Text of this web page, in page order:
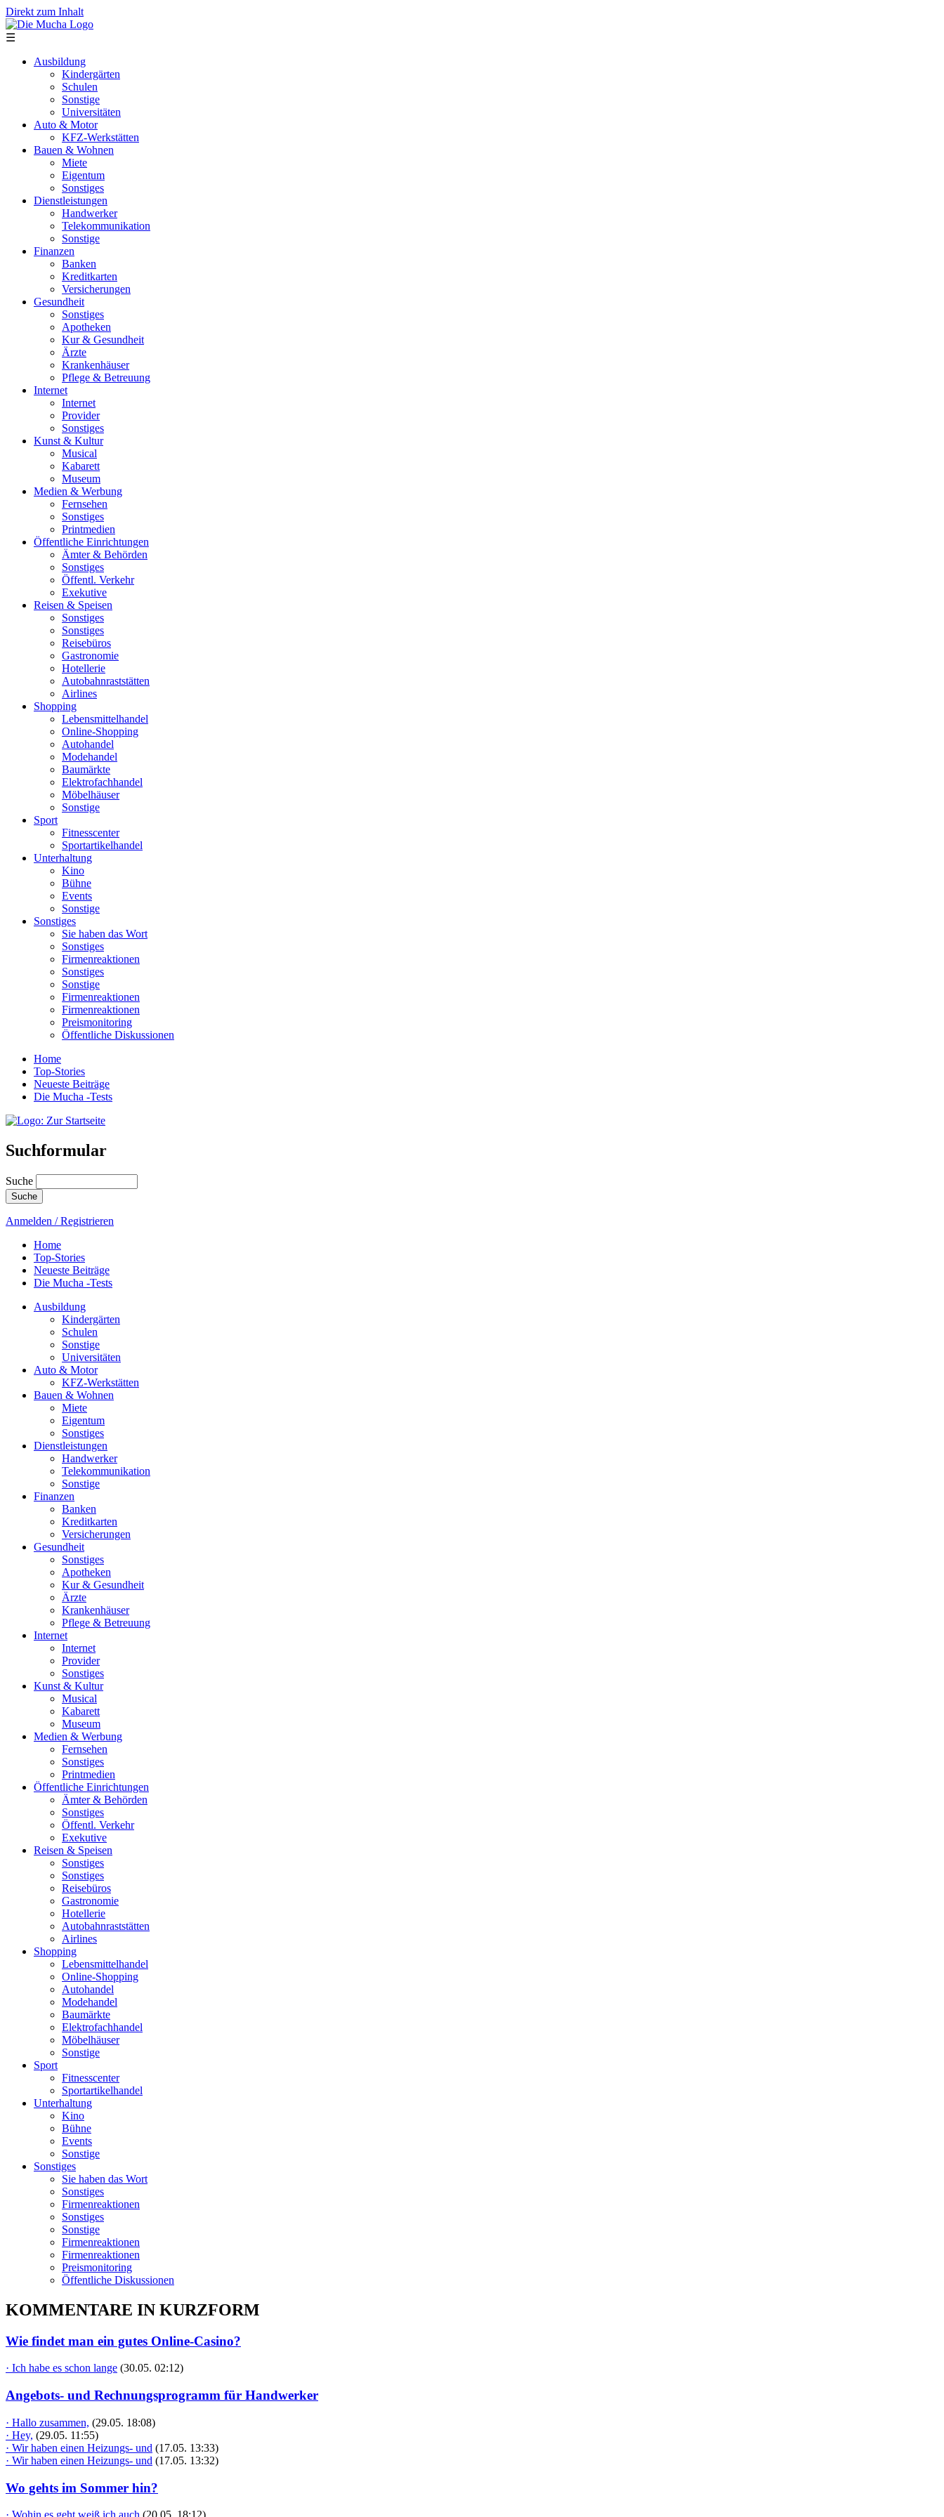
Direkt zum Inhalt
☰
Ausbildung
Kindergärten
Schulen
Sonstige
Universitäten
Auto & Motor
KFZ-Werkstätten
Bauen & Wohnen
Miete
Eigentum
Sonstiges
Dienstleistungen
Handwerker
Telekommunikation
Sonstige
Finanzen
Banken
Kreditkarten
Versicherungen
Gesundheit
Sonstiges
Apotheken
Kur & Gesundheit
Ärzte
Krankenhäuser
Pflege & Betreuung
Internet
Internet
Provider
Sonstiges
Kunst & Kultur
Musical
Kabarett
Museum
Medien & Werbung
Fernsehen
Sonstiges
Printmedien
Öffentliche Einrichtungen
Ämter & Behörden
Sonstiges
Öffentl. Verkehr
Exekutive
Reisen & Speisen
Sonstiges
Sonstiges
Reisebüros
Gastronomie
Hotellerie
Autobahnraststätten
Airlines
Shopping
Lebensmittelhandel
Online-Shopping
Autohandel
Modehandel
Baumärkte
Elektrofachhandel
Möbelhäuser
Sonstige
Sport
Fitnesscenter
Sportartikelhandel
Unterhaltung
Kino
Bühne
Events
Sonstige
Sonstiges
Sie haben das Wort
Sonstiges
Firmenreaktionen
Sonstiges
Sonstige
Firmenreaktionen
Firmenreaktionen
Preismonitoring
Öffentliche Diskussionen
Home
Top-Stories
Neueste Beiträge
Die Mucha -Tests
Suchformular
Suche
Anmelden / Registrieren
Home
Top-Stories
Neueste Beiträge
Die Mucha -Tests
Ausbildung
Kindergärten
Schulen
Sonstige
Universitäten
Auto & Motor
KFZ-Werkstätten
Bauen & Wohnen
Miete
Eigentum
Sonstiges
Dienstleistungen
Handwerker
Telekommunikation
Sonstige
Finanzen
Banken
Kreditkarten
Versicherungen
Gesundheit
Sonstiges
Apotheken
Kur & Gesundheit
Ärzte
Krankenhäuser
Pflege & Betreuung
Internet
Internet
Provider
Sonstiges
Kunst & Kultur
Musical
Kabarett
Museum
Medien & Werbung
Fernsehen
Sonstiges
Printmedien
Öffentliche Einrichtungen
Ämter & Behörden
Sonstiges
Öffentl. Verkehr
Exekutive
Reisen & Speisen
Sonstiges
Sonstiges
Reisebüros
Gastronomie
Hotellerie
Autobahnraststätten
Airlines
Shopping
Lebensmittelhandel
Online-Shopping
Autohandel
Modehandel
Baumärkte
Elektrofachhandel
Möbelhäuser
Sonstige
Sport
Fitnesscenter
Sportartikelhandel
Unterhaltung
Kino
Bühne
Events
Sonstige
Sonstiges
Sie haben das Wort
Sonstiges
Firmenreaktionen
Sonstiges
Sonstige
Firmenreaktionen
Firmenreaktionen
Preismonitoring
Öffentliche Diskussionen
KOMMENTARE IN KURZFORM
Wie findet man ein gutes Online-Casino?
· Ich habe es schon lange (30.05. 02:12)
Angebots- und Rechnungsprogramm für Handwerker
· Hallo zusammen, (29.05. 18:08)
· Hey, (29.05. 11:55)
· Wir haben einen Heizungs- und (17.05. 13:33)
· Wir haben einen Heizungs- und (17.05. 13:32)
Wo gehts im Sommer hin?